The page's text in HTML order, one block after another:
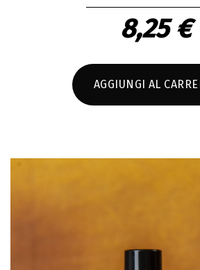
8,25 €
AGGIUNGI AL